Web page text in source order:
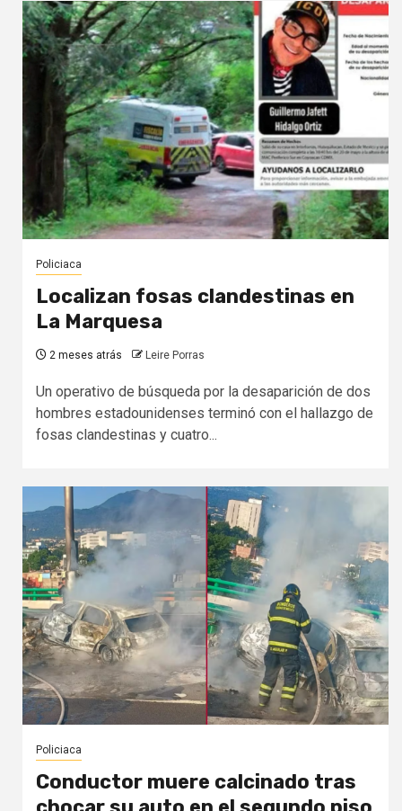
Policiaca
Localizan fosas clandestinas en
La Marquesa
2 meses atrás Leire Porras
Un operativo de búsqueda por la desaparición de dos
hombres estadounidenses terminó con el hallazgo de
fosas clandestinas y cuatro...
Policiaca
Conductor muere calcinado tras